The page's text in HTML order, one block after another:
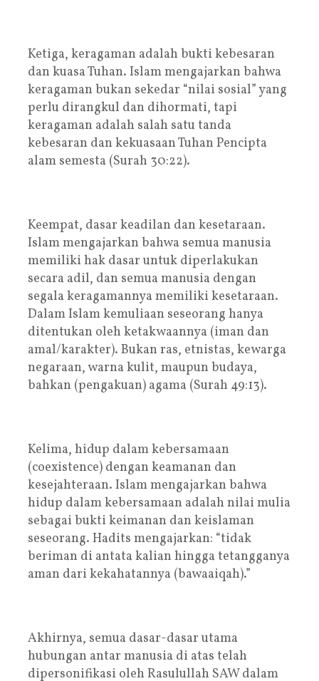
Ketiga, keragaman adalah bukti kebesaran
dan kuasa Tuhan. Islam mengajarkan bahwa
keragaman bukan sekedar “nilai sosial” yang
perlu dirangkul dan dihormati, tapi
keragaman adalah salah satu tanda
kebesaran dan kekuasaan Tuhan Pencipta
alam semesta (Surah 30:22).
Keempat, dasar keadilan dan kesetaraan.
Islam mengajarkan bahwa semua manusia
memiliki hak dasar untuk diperlakukan
secara adil, dan semua manusia dengan
segala keragamannya memiliki kesetaraan.
Dalam Islam kemuliaan seseorang hanya
ditentukan oleh ketakwaannya (iman dan
amal/karakter). Bukan ras, etnistas, kewarga
negaraan, warna kulit, maupun budaya,
bahkan (pengakuan) agama (Surah 49:13).
Kelima, hidup dalam kebersamaan
(coexistence) dengan keamanan dan
kesejahteraan. Islam mengajarkan bahwa
hidup dalam kebersamaan adalah nilai mulia
sebagai bukti keimanan dan keislaman
seseorang. Hadits mengajarkan: “tidak
beriman di antata kalian hingga tetangganya
aman dari kekahatannya (bawaaiqah).”
Akhirnya, semua dasar-dasar utama
hubungan antar manusia di atas telah
dipersonifikasi oleh Rasulullah SAW dalam